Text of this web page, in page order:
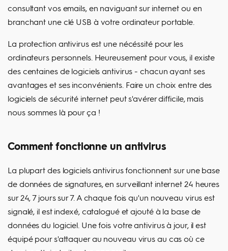
consultant vos emails, en naviguant sur internet ou en
branchant une clé USB à votre ordinateur portable.
La protection antivirus est une nécéssité pour les
ordinateurs personnels. Heureusement pour vous, il existe
des centaines de logiciels antivirus - chacun ayant ses
avantages et ses inconvénients. Faire un choix entre des
logiciels de sécurité internet peut s'avérer difficile, mais
nous sommes là pour ça !
Comment fonctionne un antivirus
La plupart des logiciels antivirus fonctionnent sur une base
de données de signatures, en surveillant internet 24 heures
sur 24, 7 jours sur 7. A chaque fois qu'un nouveau virus est
signalé, il est indexé, catalogué et ajouté à la base de
données du logiciel. Une fois votre antivirus à jour, il est
équipé pour s'attaquer au nouveau virus au cas où ce